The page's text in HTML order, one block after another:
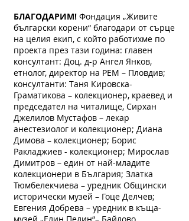
БЛАГОДАРИМ! Фондация „Живите
български корени“ благодари от сърце
на целия екип, с който работихме по
проекта през тази година: главен
консултант: Доц. д-р Ангел Янков,
етнолог, директор на РЕМ – Пловдив;
консултанти: Таня Кировска-
Граматикова – колекционер, краевед и
председател на читалище, Сирхан
Джелилов Мустафов – лекар
анестезиолог и колекционер; Диана
Димова – колекционер; Борис
Ракладжиев - колекционер; Мирослав
Димитров – един от най-младите
колекционери в България; Златка
Тюмбелекчиева – уредник Общински
исторически музей – Гоце Делчев;
Евгения Добрева – уредник в къща-